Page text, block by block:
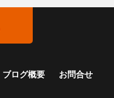
ブログ概要 お問合せ